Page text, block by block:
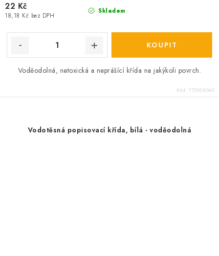
Skladem
18,18 Kč bez DPH
22 Kč
Voděodolná, netoxická a neprášící křída na jakýkoli povrch.
Kód: TT595-8540
Vodotěsná popisovací křída, bílá - voděodolná